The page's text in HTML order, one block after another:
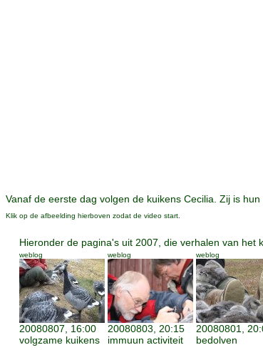
Vanaf de eerste dag volgen de kuikens Cecilia. Zij is hun
Klik op de afbeelding hierboven zodat de video start.
Hieronder de pagina's uit 2007, die verhalen van het
weblog
20080807, 16:00
volgzame kuikens
weblog
20080803, 20:15
immuun activiteit
weblog
20080801,
bedolven